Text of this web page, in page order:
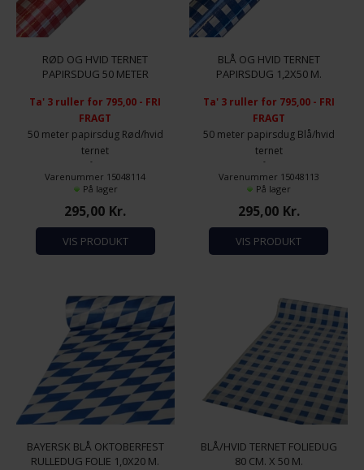
RØD OG HVID TERNET
PAPIRSDUG 50 METER
Ta' 3 ruller for 795,00 - FRI
FRAGT
50 meter papirsdug Rød/hvid
ternet
Størrelse på tern 2x2 cm.
Bredde 1,2 meter
Varenummer 15048114
På lager
295,00 Kr.
VIS PRODUKT
BLÅ OG HVID TERNET
PAPIRSDUG 1,2X50 M.
Ta' 3 ruller for 795,00 - FRI
FRAGT
50 meter papirsdug Blå/hvid
ternet
Størrelse på tern 2x2 cm.
Bredde 1,2 meter
Varenummer 15048113
På lager
295,00 Kr.
VIS PRODUKT
BAYERSK BLÅ OKTOBERFEST
RULLEDUG FOLIE 1,0X20 M.
BLÅ/HVID TERNET FOLIEDUG
80 CM. X 50 M.